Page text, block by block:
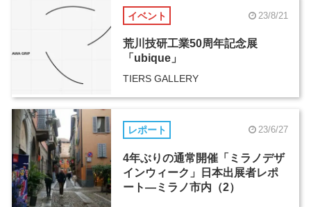
イベント 23/8/21
荒川技研工業50周年記念展
「ubique」
TIERS GALLERY
レポート 23/6/27
4年ぶりの通常開催「ミラノデザ
インウィーク」日本出展者レポ
ート―ミラノ市内（2）